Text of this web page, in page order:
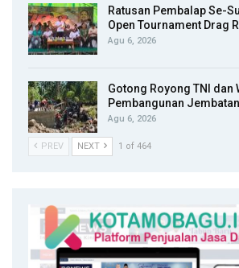
Ratusan Pembalap Se-
Open Tournament Drag
Agu 6, 2026
Gotong Royong TNI dan
Pembangunan
Agu 6, 2026
PREV NEXT 1 of 464